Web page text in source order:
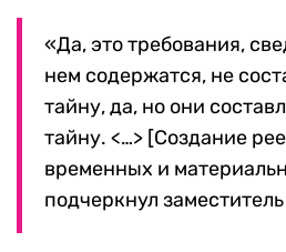
«Да, это требования,
нем содержатся, не
тайну, да, но они
тайну. <…> [Создание
временных и
подчеркнул